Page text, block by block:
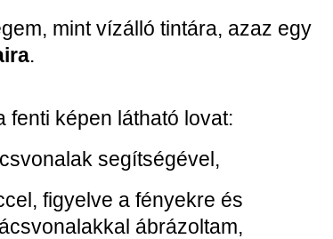
mint vízálló tintára, azaz egy
.
fenti képen látható lovat:
segítségével,
figyelve a fényekre és
ábrázoltam,